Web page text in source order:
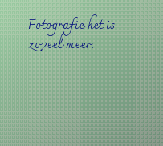
Fotografie het is
zoveel meer.